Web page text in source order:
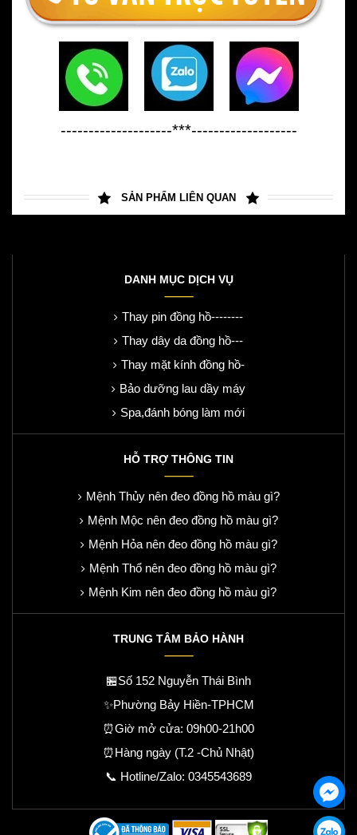
--------------------***-------------------
SẢN PHẨM LIÊN QUAN
DANH MỤC DỊCH VỤ
Thay pin đồng hồ--------
Thay dây da đồng hồ---
Thay mặt kính đồng hồ-
Bảo dưỡng lau dầy máy
Spa,đánh bóng làm mới
HỖ TRỢ THÔNG TIN
Mệnh Thủy nên đeo đồng hồ màu gì?
Mệnh Mộc nên đeo đồng hồ màu gì?
Mệnh Hỏa nên đeo đồng hồ màu gì?
Mệnh Thổ nên đeo đồng hồ màu gì?
Mệnh Kim nên đeo đồng hồ màu gì?
TRUNG TÂM BẢO HÀNH
🏪Số 152 Nguyễn Thái Bình
✨Phường Bảy Hiền-TPHCM
⏰Giờ mở cửa: 09h00-21h00
⏰Hàng ngày (T.2 -Chủ Nhật)
📞 Hotline/Zalo: 0345543689